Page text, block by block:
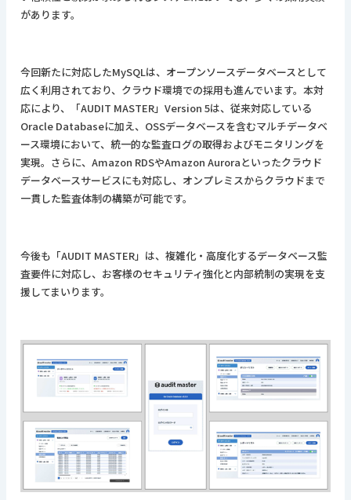
があります。
今回新たに対応したMySQLは、オープンソースデータベースとして
広く利用されており、クラウド環境での採用も進んでいます。本対
応により、「AUDIT MASTER」Version 5は、従来対応している
Oracle Databaseに加え、OSSデータベースを含むマルチデータベ
ース環境において、統一的な監査ログの取得およびモニタリングを
実現。さらに、Amazon RDSやAmazon Auroraといったクラウド
データベースサービスにも対応し、オンプレミスからクラウドまで
一貫した監査体制の構築が可能です。
今後も「AUDIT MASTER」は、複雑化・高度化するデータベース監
査要件に対応し、お客様のセキュリティ強化と内部統制の実現を支
援してまいります。